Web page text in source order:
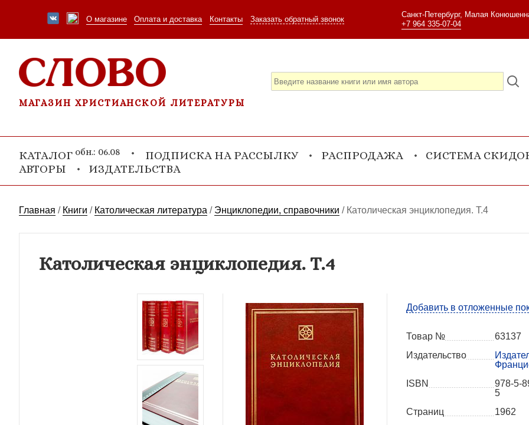
О магазине Оплата и доставка Контакты Заказать обратный звонок
Санкт-Петербург, Малая
+7 964 335-07-04
МАГАЗИН ХРИСТИАНСКОЙ ЛИТЕРАТУРЫ
КАТАЛОГ обн.: 06.08 ПОДПИСКА НА РАССЫЛКУ РАСПРОДАЖА
СИСТЕМА
АВТОРЫ
ИЗДАТЕЛЬСТВА
Главная / Книги / Католическая литература / Энциклопедии, справочники / Католическая энциклопедия. Т.4
Католическая энциклопедия. Т.4
Добавить в отложенные
Товар №
63137
Издательство
ISBN
978-5-
5
Страниц
1962